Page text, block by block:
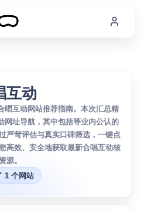
互动
唱互动网站推荐指南。本次汇总精
网址导航，其中包括等业内公认的
严苛评估与真实口碑筛选，一键点
高效、安全地获取最新合唱互动核
源。
1 个网站